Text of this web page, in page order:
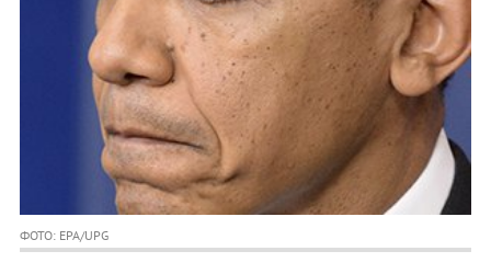
ФОТО: EPA/UPG